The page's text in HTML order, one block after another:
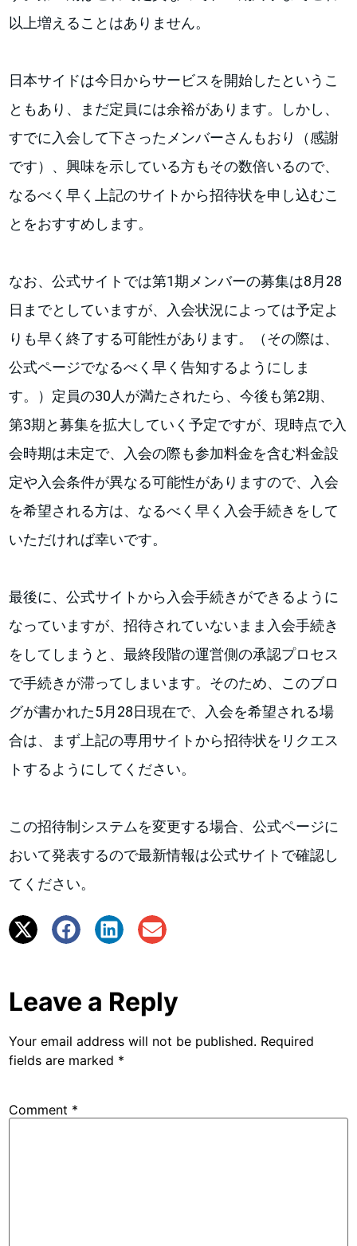
以上増えることはありません。
日本サイドは今日からサービスを開始したというこ
ともあり、まだ定員には余裕があります。しかし、
すでに入会して下さったメンバーさんもおり（感謝
です）、興味を示している方もその数倍いるので、
なるべく早く上記のサイトから招待状を申し込むこ
とをおすすめします。
なお、公式サイトでは第1期メンバーの募集は8月28
日までとしていますが、入会状況によっては予定よ
りも早く終了する可能性があります。（その際は、
公式ページでなるべく早く告知するようにしま
す。）定員の30人が満たされたら、今後も第2期、
第3期と募集を拡大していく予定ですが、現時点で入
会時期は未定で、入会の際も参加料金を含む料金設
定や入会条件が異なる可能性がありますので、入会
を希望される方は、なるべく早く入会手続きをして
いただければ幸いです。
最後に、公式サイトから入会手続きができるように
なっていますが、招待されていないまま入会手続き
をしてしまうと、最終段階の運営側の承認プロセス
で手続きが滞ってしまいます。そのため、このブロ
グが書かれた5月28日現在で、入会を希望される場
合は、まず上記の専用サイトから招待状をリクエス
トするようにしてください。
この招待制システムを変更する場合、公式ページに
おいて発表するので最新情報は公式サイトで確認し
てください。
Leave a Reply
Your email address will not be published. Required
fields are marked *
Comment *